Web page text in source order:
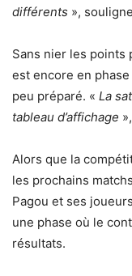
différents »,
Sans nier les points
est encore en
peu préparé. « La
tableau d’affichage
Alors que la
les prochains
Pagou et ses
une phase où le
résultats.